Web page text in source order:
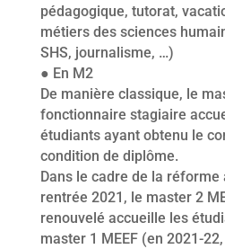
pédagogique, tutorat,
métiers des sciences
SHS, journalisme, …)
● En M2
De manière classique, le
fonctionnaire stagiaire
étudiants ayant obtenu le
condition de diplôme.
Dans le cadre de la réforme
rentrée 2021, le master 2
renouvelé accueille les
master 1 MEEF (en 2021-